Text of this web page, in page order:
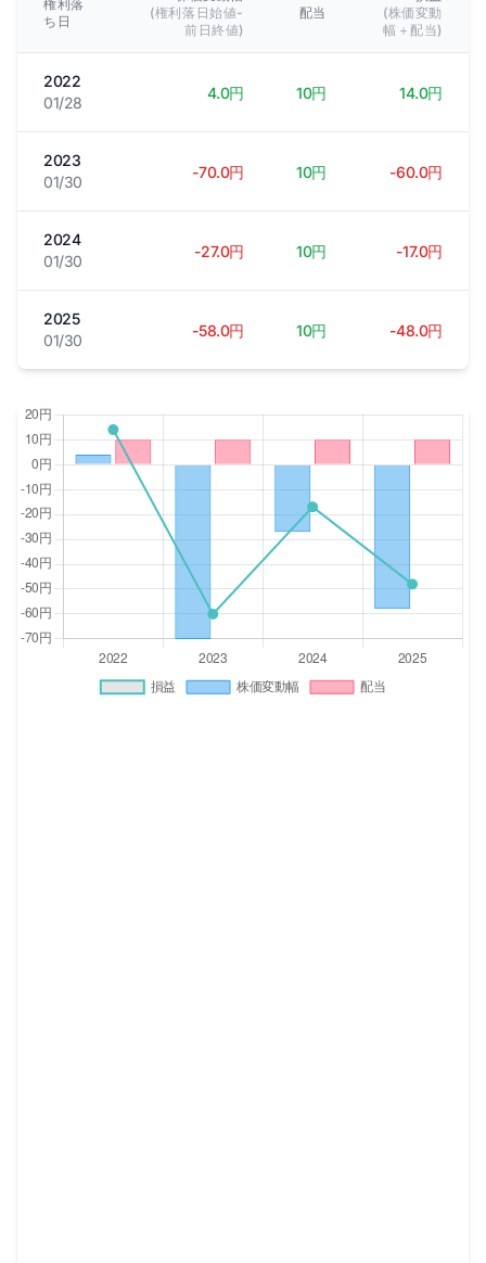
権利落
ち日
(権利落日始値-
前日終値)
配当
(株価変動
幅＋配当)
2022
01/28
4.0円 10円 14.0円
2023
01/30
-70.0円 10円 -60.0円
2024
01/30
-27.0円 10円 -17.0円
2025
01/30
-58.0円 10円 -48.0円